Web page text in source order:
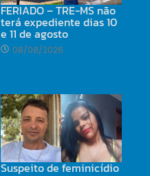
FERIADO – TRE-MS não
terá expediente dias 10
e 11 de agosto
08/08/2026
Suspeito de feminicídio